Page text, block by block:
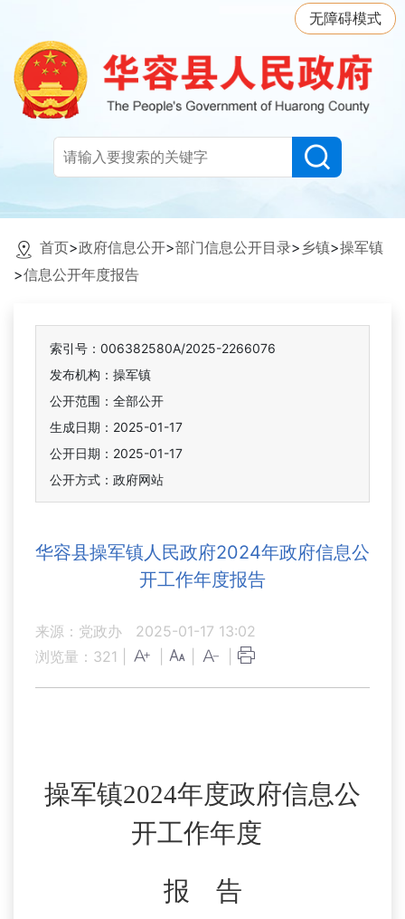
无障碍模式
首页>政府信息公开>部门信息公开目录> 乡镇>操军镇
>信息公开年度报告
索引号：006382580A/2025-2266076
发布机构：操军镇
公开范围：全部公开
生成日期：2025-01-17
公开日期：2025-01-17
公开方式：政府网站
华容县操军镇人民政府2024年政府信息公
开工作年度报告
来源：党政办
2025-01-17 13:02
浏览量： 321
操军镇2024年度政府信息公
开工作年度
报 告